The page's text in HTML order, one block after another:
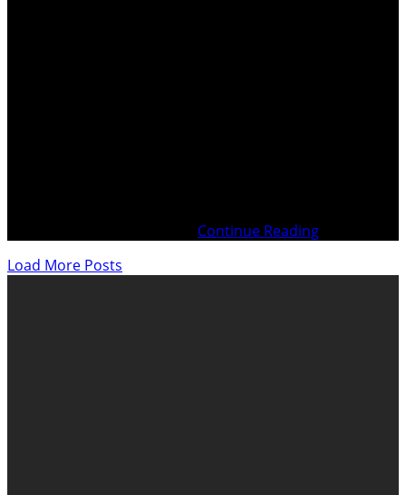
Continue Reading
Load More Posts